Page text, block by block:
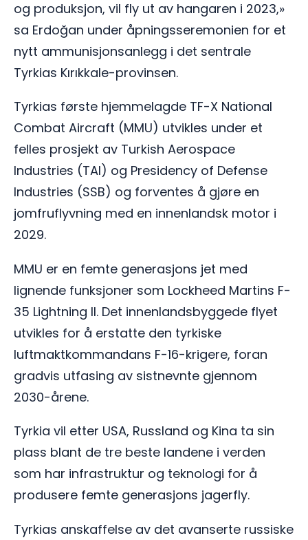
og produksjon, vil fly ut av hangaren i 2023,»
sa Erdoğan under åpningsseremonien for et
nytt ammunisjonsanlegg i det sentrale
Tyrkias Kırıkkale-provinsen.
Tyrkias første hjemmelagde TF-X National
Combat Aircraft (MMU) utvikles under et
felles prosjekt av Turkish Aerospace
Industries (TAI) og Presidency of Defense
Industries (SSB) og forventes å gjøre en
jomfruflyvning med en innenlandsk motor i
2029.
MMU er en femte generasjons jet med
lignende funksjoner som Lockheed Martins F-
35 Lightning II. Det innenlandsbyggede flyet
utvikles for å erstatte den tyrkiske
luftmaktkommandans F-16-krigere, foran
gradvis utfasing av sistnevnte gjennom
2030-årene.
Tyrkia vil etter USA, Russland og Kina ta sin
plass blant de tre beste landene i verden
som har infrastruktur og teknologi for å
produsere femte generasjons jagerfly.
Tyrkias anskaffelse av det avanserte russiske